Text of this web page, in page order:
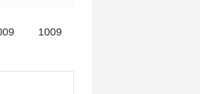
1009